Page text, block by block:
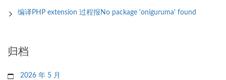
编译PHP extension 过程报No package 'oniguruma' found
归档
2026 年 5 月